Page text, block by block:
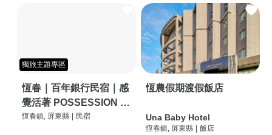
獨旅主題專區
恆春｜百年銀行民宿｜感
覺活著 POSSESSION |
背包客棧 | 恆春必住特色
恆春鎮, 屏東縣 民宿
恆農假期渡假飯店
Una Baby Hotel
恆春鎮, 屏東縣 飯店